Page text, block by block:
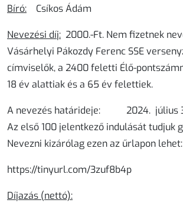
Bíró: Csíkos Ádám
Nevezési díj: 2000.-Ft. Nem fizetnek
Vásárhelyi Pákozdy Ferenc SSE
címviselők, a 2400 feletti Élő-
18 év alattiak és a 65 év felettiek.
A nevezés határideje: 2024. július
Az első 100 jelentkező indulását tudjuk
Nevezni kizárólag ezen az űrlapon lehet:
https://tinyurl.com/3zuf8b4p
Díjazás (nettó):